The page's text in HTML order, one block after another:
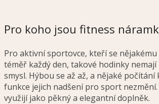
Pro koho jsou fitness
Pro aktivní sportovce, kteří se
téměř každý den, takové hodinky
smysl. Hýbou se až až, a nějaké
funkce jejich nadšení pro sport
využijí jako pěkný a elegantní doplněk.